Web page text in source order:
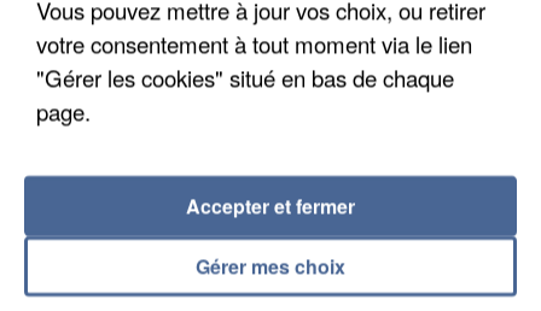
LES DONNÉES DE 300 000 CLIENTS DÉROBÉES À
INTERMARCHÉ APRÈS UNE...
Vous pouvez mettre à jour vos choix, ou retirer
votre consentement à tout moment via le lien
"Gérer les cookies" situé en bas de chaque
page.
Gérer mes choix
Accepter et fermer